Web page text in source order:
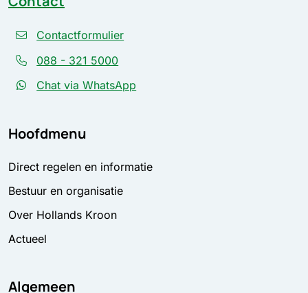
Contactformulier
088 - 321 5000
Chat via WhatsApp
Hoofdmenu
Direct regelen en informatie
Bestuur en organisatie
Over Hollands Kroon
Actueel
Algemeen